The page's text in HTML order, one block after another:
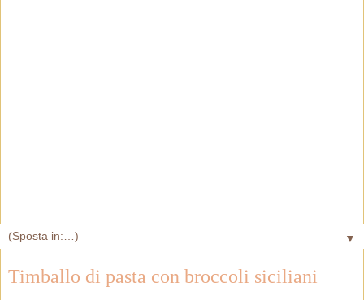
▼
Timballo di pasta con broccoli siciliani